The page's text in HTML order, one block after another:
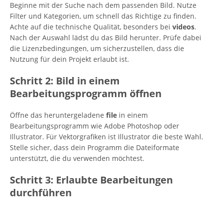
Beginne mit der Suche nach dem passenden Bild. Nutze
Filter und Kategorien, um schnell das Richtige zu finden.
Achte auf die technische Qualität, besonders bei videos.
Nach der Auswahl lädst du das Bild herunter. Prüfe dabei
die Lizenzbedingungen, um sicherzustellen, dass die
Nutzung für dein Projekt erlaubt ist.
Schritt 2: Bild in einem
Bearbeitungsprogramm öffnen
Öffne das heruntergeladene file in einem
Bearbeitungsprogramm wie Adobe Photoshop oder
Illustrator. Für Vektorgrafiken ist Illustrator die beste Wahl.
Stelle sicher, dass dein Programm die Dateiformate
unterstützt, die du verwenden möchtest.
Schritt 3: Erlaubte Bearbeitungen
durchführen